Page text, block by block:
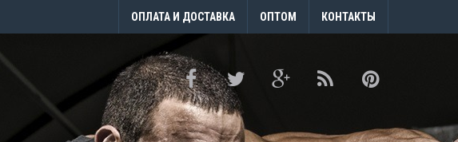
ОПЛАТА И ДОСТАВКА ОПТОМ КОНТАКТЫ